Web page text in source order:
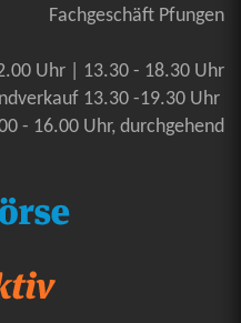
Fachgeschäft Pfungen
Uhr | 13.30 - 18.30 Uhr
13.30 -19.30 Uhr
- 16.00 Uhr, durchgehend